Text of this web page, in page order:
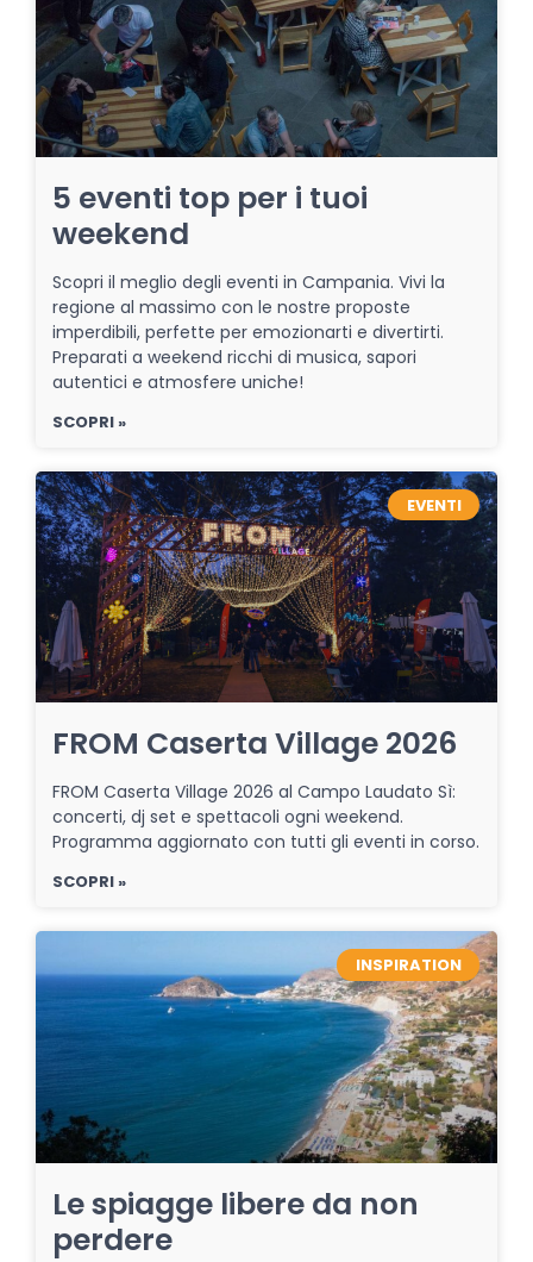
5 eventi top per i tuoi
weekend
Scopri il meglio degli eventi in Campania. Vivi la
regione al massimo con le nostre proposte
imperdibili, perfette per emozionarti e divertirti.
Preparati a weekend ricchi di musica, sapori
autentici e atmosfere uniche!
SCOPRI »
EVENTI
FROM Caserta Village 2026
FROM Caserta Village 2026 al Campo Laudato Sì:
concerti, dj set e spettacoli ogni weekend.
Programma aggiornato con tutti gli eventi in corso.
SCOPRI »
INSPIRATION
Le spiagge libere da non
perdere